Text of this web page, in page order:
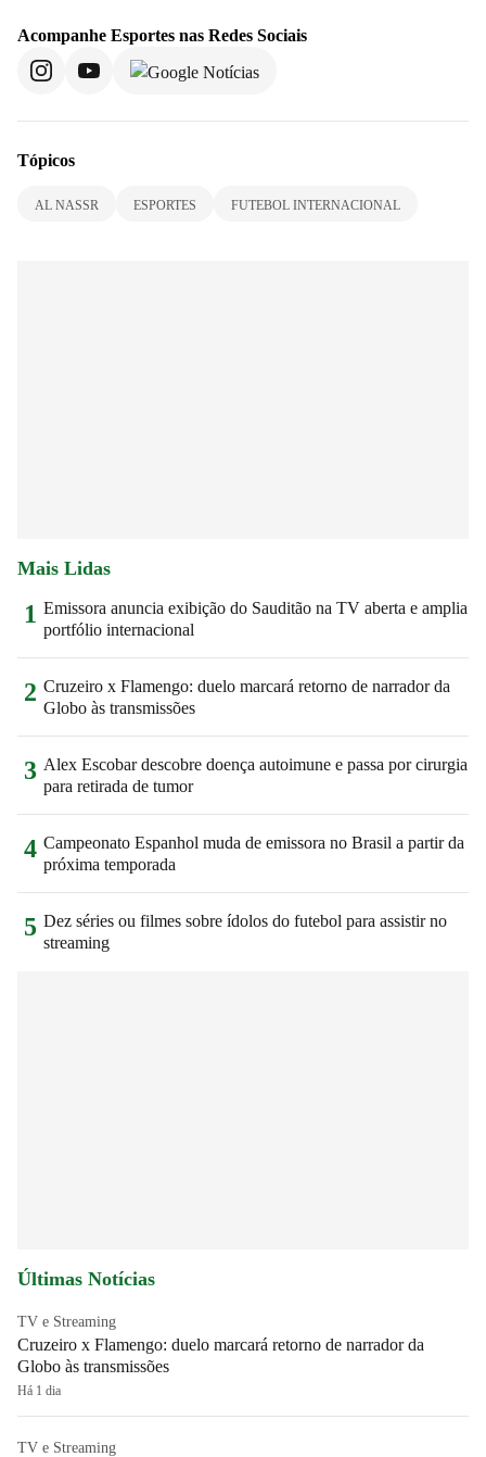
Acompanhe Esportes nas Redes Sociais
Tópicos
AL NASSR ESPORTES FUTEBOL INTERNACIONAL
Mais Lidas
1 Emissora anuncia exibição do Sauditão na TV aberta e amplia
portfólio internacional
2 Cruzeiro x Flamengo: duelo marcará retorno de narrador da
Globo às transmissões
3 Alex Escobar descobre doença autoimune e passa por cirurgia
para retirada de tumor
4 Campeonato Espanhol muda de emissora no Brasil a partir da
próxima temporada
5 Dez séries ou filmes sobre ídolos do futebol para assistir no
streaming
Últimas Notícias
TV e Streaming
Cruzeiro x Flamengo: duelo marcará retorno de narrador da
Globo às transmissões
Há 1 dia
TV e Streaming